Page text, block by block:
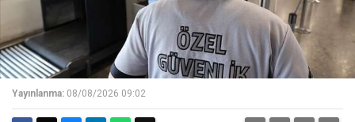
Yayınlanma: 08/08/2026 09:02